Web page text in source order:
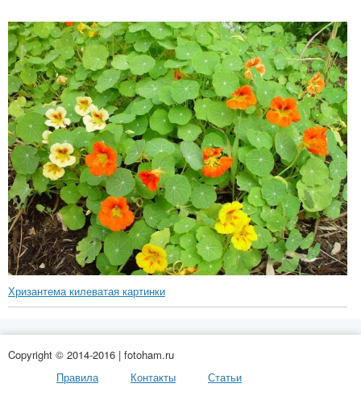
Хризантема килеватая картинки
Copyright © 2014-2016 | fotoham.ru
Правила
Контакты Статьи